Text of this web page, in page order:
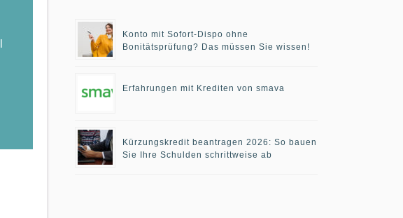
Konto mit Sofort-Dispo ohne
Bonitätsprüfung? Das müssen Sie wissen!
Erfahrungen mit Krediten von smava
Kürzungskredit beantragen 2026: So bauen
Sie Ihre Schulden schrittweise ab